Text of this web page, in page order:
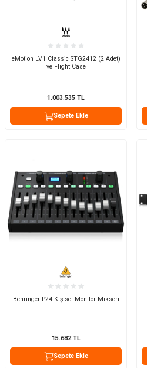
eMotion LV1 Classic STG2412 (2 Adet)
ve Flight Case
1.003.535 TL
Sepete Ekle
Behringer P24 Kişisel Monitör Mikseri
15.682TL
Sepete Ekle